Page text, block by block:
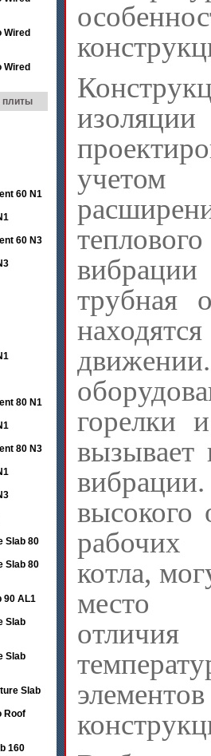
Wired
Wired
плиты
60 N1
60 N3
80 N1
80 N3
Slab 80
Slab 80
90 AL1
Slab
Slab
Slab
Roof
160
учетом
трубная
горелки
вызывает
высокого
котла,
место
отличия